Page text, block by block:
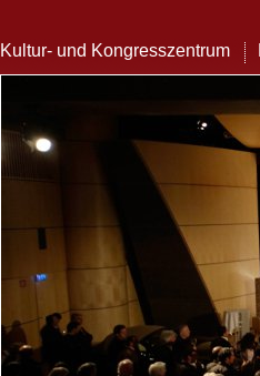
Kultur- und Kongresszentrum